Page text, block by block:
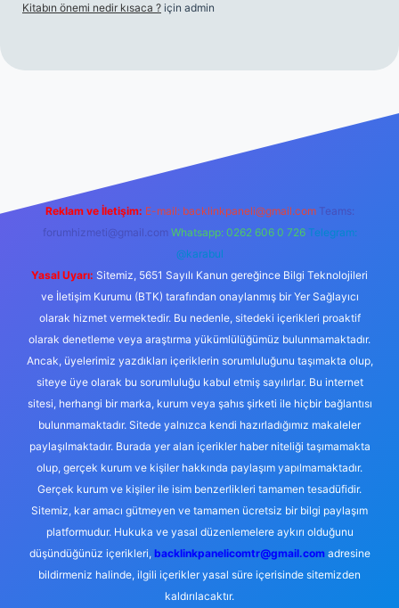
Kitabın önemi nedir kısaca ? için admin
Reklam ve İletişim: E-mail: backlinkpaneli@gmail.com Teams:
forumhizmeti@gmail.com Whatsapp: 0262 606 0 726 Telegram:
@karabul
Yasal Uyarı: Sitemiz, 5651 Sayılı Kanun gereğince Bilgi Teknolojileri
ve İletişim Kurumu (BTK) tarafından onaylanmış bir Yer Sağlayıcı
olarak hizmet vermektedir. Bu nedenle, sitedeki içerikleri proaktif
olarak denetleme veya araştırma yükümlülüğümüz bulunmamaktadır.
Ancak, üyelerimiz yazdıkları içeriklerin sorumluluğunu taşımakta olup,
siteye üye olarak bu sorumluluğu kabul etmiş sayılırlar. Bu internet
sitesi, herhangi bir marka, kurum veya şahıs şirketi ile hiçbir bağlantısı
bulunmamaktadır. Sitede yalnızca kendi hazırladığımız makaleler
paylaşılmaktadır. Burada yer alan içerikler haber niteliği taşımamakta
olup, gerçek kurum ve kişiler hakkında paylaşım yapılmamaktadır.
Gerçek kurum ve kişiler ile isim benzerlikleri tamamen tesadüfidir.
Sitemiz, kar amacı gütmeyen ve tamamen ücretsiz bir bilgi paylaşım
platformudur. Hukuka ve yasal düzenlemelere aykırı olduğunu
düşündüğünüz içerikleri, backlinkpanelicomtr@gmail.comadresine
bildirmeniz halinde, ilgili içerikler yasal süre içerisinde sitemizden
kaldırılacaktır.